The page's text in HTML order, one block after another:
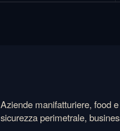
Aziende manifatturiere, food
sicurezza perimetrale,